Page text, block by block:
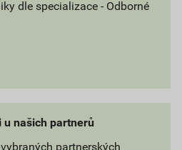
dle specializace - Odborné
našich partnerů
partnerských